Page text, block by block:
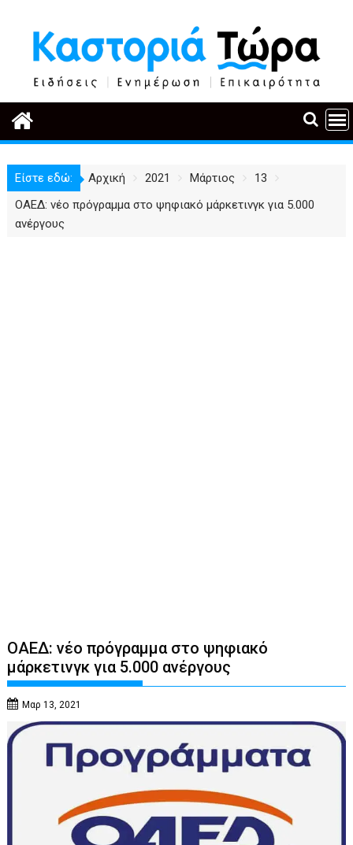
περιεχόμενο
Είστε εδώ: Αρχική 2021 Μάρτιος
13
ΟΑΕΔ: νέο πρόγραμμα στο ψηφιακό μάρκετινγκ για 5.000
ανέργους
ΟΑΕΔ: νέο πρόγραμμα στο ψηφιακό
μάρκετινγκ για 5.000 ανέργους
Μαρ 13, 2021